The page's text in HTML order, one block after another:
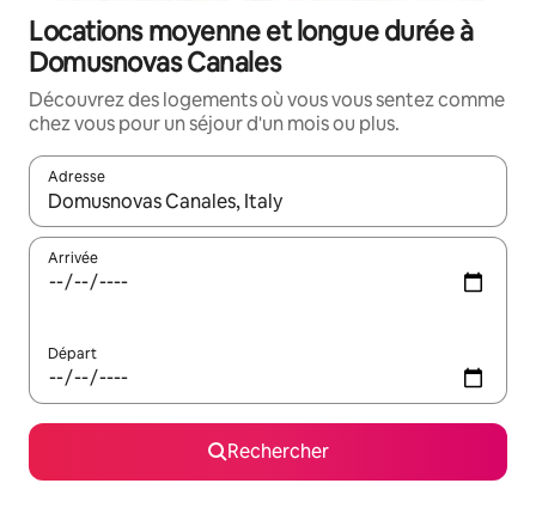
Locations moyenne et longue durée à
Domusnovas Canales
Découvrez des logements où vous vous sentez comme
chez vous pour un séjour d'un mois ou plus.
Adresse
Lorsque les résultats s'affichent, utilisez les flèches vers le
Arrivée
Départ
Rechercher